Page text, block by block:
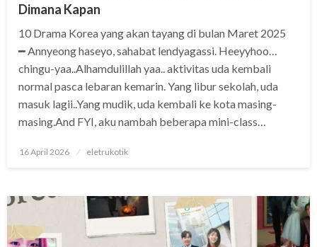
Dimana Kapan
10 Drama Korea yang akan tayang di bulan Maret 2025
━ Annyeong haseyo, sahabat lendyagassi. Heeyyhoo…
chingu-yaa..Alhamdulillah yaa.. aktivitas uda kembali
normal pasca lebaran kemarin. Yang libur sekolah, uda
masuk lagii..Yang mudik, uda kembali ke kota masing-
masing.And FYI, aku nambah beberapa mini-class…
Posted
16 April 2026 eletrukotik